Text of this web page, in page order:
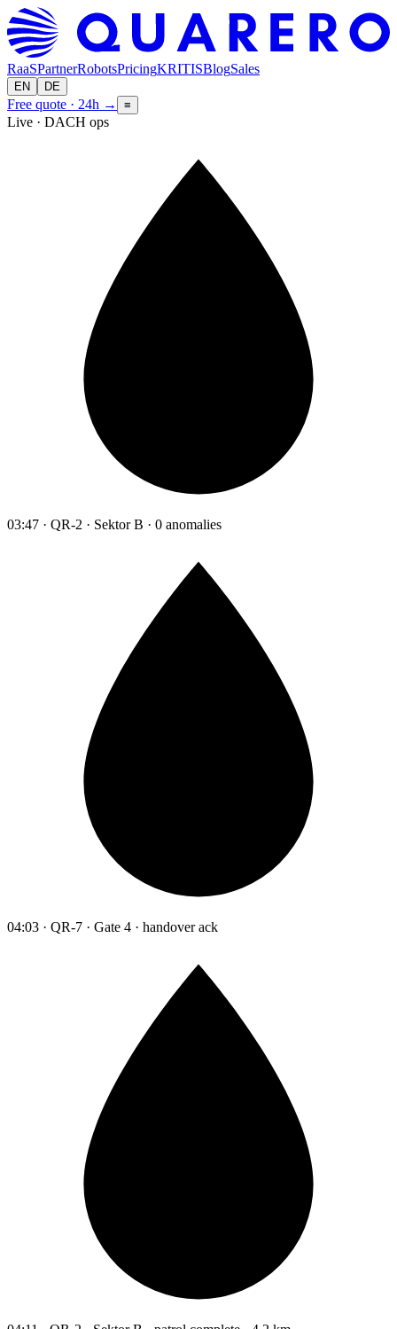
RaaSPartnerRobotsPricingKRITISBlogSales
EN DE
Free quote · 24h → ≡
Live · DACH ops
03:47 · QR-2 · Sektor B · 0 anomalies
04:03 · QR-7 · Gate 4 · handover ack